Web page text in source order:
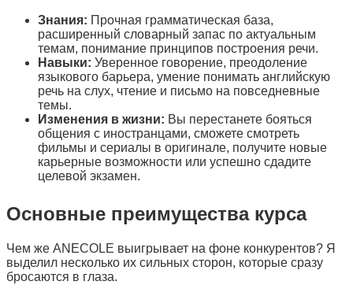
Знания: Прочная грамматическая база,
расширенный словарный запас по актуальным
темам, понимание принципов построения речи.
Навыки: Уверенное говорение, преодоление
языкового барьера, умение понимать английскую
речь на слух, чтение и письмо на повседневные
темы.
Изменения в жизни: Вы перестанете бояться
общения с иностранцами, сможете смотреть
фильмы и сериалы в оригинале, получите новые
карьерные возможности или успешно сдадите
целевой экзамен.
Основные преимущества курса
Чем же ANECOLE выигрывает на фоне конкурентов? Я
выделил несколько их сильных сторон, которые сразу
бросаются в глаза.